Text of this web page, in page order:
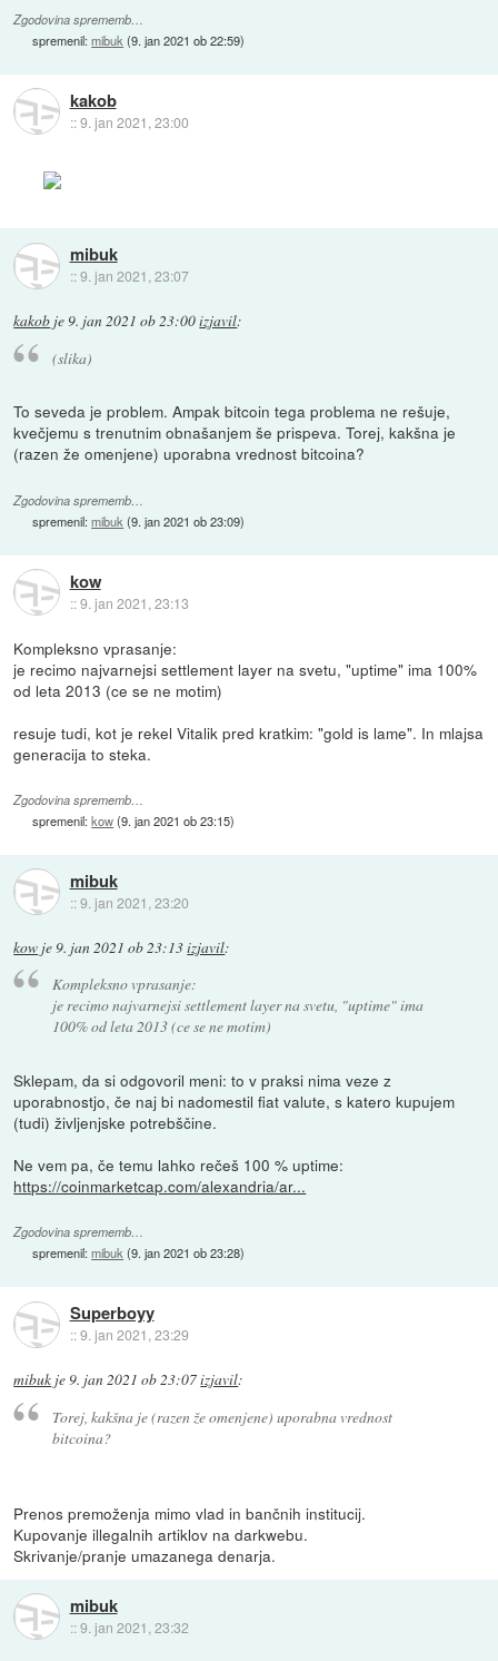
Zgodovina sprememb…
spremenil:mibuk (9. jan 2021 ob 22:59)
kakob
::9. jan 2021, 23:00
mibuk
::9. jan 2021, 23:07
kakob je9. jan 2021 ob 23:00izjavil:
(slika)
To seveda je problem. Ampak bitcoin tega problema ne rešuje,
kvečjemu s trenutnim obnašanjem še prispeva. Torej, kakšna je
(razen že omenjene) uporabna vrednost bitcoina?
Zgodovina sprememb…
spremenil:mibuk (9. jan 2021 ob 23:09)
kow
::9. jan 2021, 23:13
Kompleksno vprasanje:
je recimo najvarnejsi settlement layer na svetu, "uptime" ima 100%
od leta 2013 (ce se ne motim)
resuje tudi, kot je rekel Vitalik pred kratkim: "gold is lame". In mlajsa
generacija to steka.
Zgodovina sprememb…
spremenil:kow(9. jan 2021 ob 23:15)
mibuk
::9. jan 2021, 23:20
kow je 9. jan 2021 ob 23:13izjavil:
Kompleksno vprasanje:
je recimo najvarnejsi settlement layer na svetu, "uptime" ima
100% od leta 2013 (ce se ne motim)
Sklepam, da si odgovoril meni: to v praksi nima veze z
uporabnostjo, če naj bi nadomestil fiat valute, s katero kupujem
(tudi) življenjske potrebščine.
Ne vem pa, če temu lahko rečeš 100 % uptime:
https://coinmarketcap.com/alexandria/ar...
Zgodovina sprememb…
spremenil:mibuk(9. jan 2021 ob 23:28)
Superboyy
::9. jan 2021, 23:29
mibuk je9. jan 2021 ob 23:07izjavil:
Torej, kakšna je (razen že omenjene) uporabna vrednost
bitcoina?
Prenos premoženja mimo vlad in bančnih institucij.
Kupovanje illegalnih artiklov na darkwebu.
Skrivanje/pranje umazanega denarja.
mibuk
::9. jan 2021, 23:32